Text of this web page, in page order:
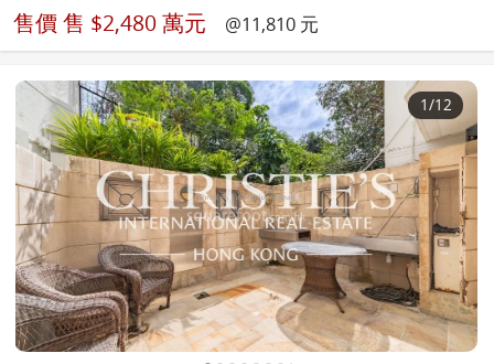
售價 售 $2,480 萬元 @11,810 元
1/12